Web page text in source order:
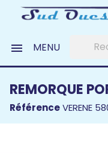
 MENU
REMORQUE
RéférenceVERENE